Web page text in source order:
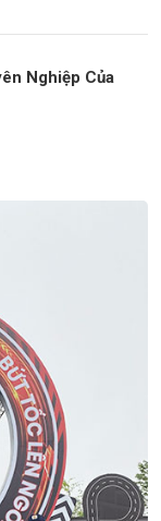
Tại Thanh Hóa
Nghiệp Của